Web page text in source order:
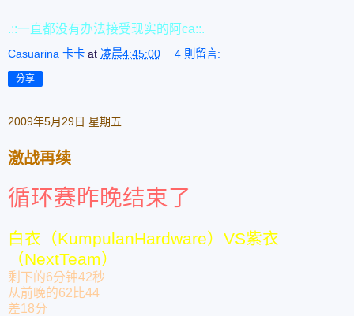
.::一直都没有办法接受现实的阿ca::.
Casuarina 卡卡 at 凌晨4:45:00 4 則留言:
分享
2009年5月29日 星期五
激战再续
循环赛昨晚结束了
白衣（KumpulanHardware）VS紫衣
（NextTeam）
剩下的6分钟42秒
从前晚的62比44
差18分